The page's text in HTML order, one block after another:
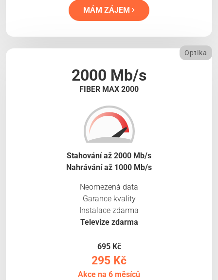
MÁM ZÁJEM
2000 Mb/s
FIBER MAX 2000
Optika
Stahování až 2000 Mb/s
Nahrávání až 1000 Mb/s
Neomezená data
Garance kvality
Instalace zdarma
Televize zdarma
695 Kč
295 Kč
Akce na 6 měsíců